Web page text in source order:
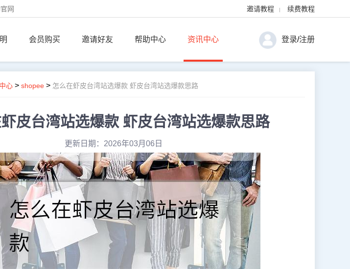
网 邀请教程 | 续费教程
会员购买 邀请好友 帮助中心 资讯中心 登录/注册
心 > shopee > 怎么在虾皮台湾站选爆款 虾皮台湾站选爆款思路
皮台湾站选爆款 虾皮台湾站选爆款思路
更新日期：2026年03月06日